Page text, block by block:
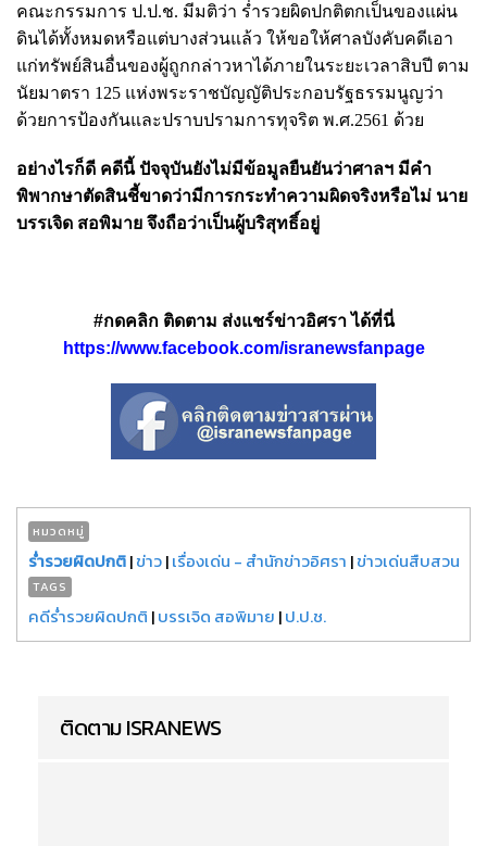
คณะกรรมการ ป.ป.ช. มีมติว่า ร่ำรวยผิดปกติตกเป็นของแผ่น
ดินได้ทั้งหมดหรือแต่บางส่วนแล้ว ให้ขอให้ศาลบังคับคดีเอา
แก่ทรัพย์สินอื่นของผู้ถูกกล่าวหาได้ภายในระยะเวลาสิบปี ตาม
นัยมาตรา 125 แห่งพระราชบัญญัติประกอบรัฐธรรมนูญว่า
ด้วยการป้องกันและปราบปรามการทุจริต พ.ศ.2561 ด้วย
อย่างไรก็ดี คดีนี้ ปัจจุบันยังไม่มีข้อมูลยืนยันว่าศาลฯ มีคำ
พิพากษาตัดสินชี้ขาดว่ามีการกระทำความผิดจริงหรือไม่ นาย
บรรเจิด สอพิมาย จึงถือว่าเป็นผู้บริสุทธิ์อยู่
#กดคลิก ติดตาม ส่งแชร์ข่าวอิศรา ได้ที่นี่
https://www.facebook.com/isranewsfanpage
หมวดหมู่
ร่ำรวยผิดปกติ|ข่าว|เรื่องเด่น - สำนักข่าวอิศรา |ข่าวเด่นสืบสวน
TAGS
คดีร่ำรวยผิดปกติ |บรรเจิด สอพิมาย |ป.ป.ช.
ติดตาม ISRANEWS